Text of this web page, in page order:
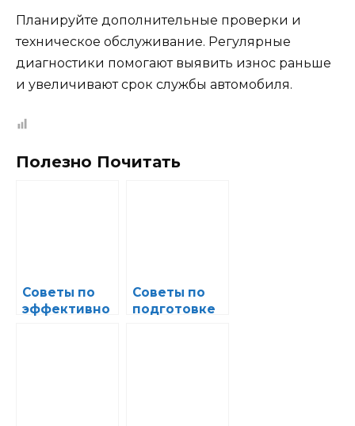
Планируйте дополнительные проверки и
техническое обслуживание. Регулярные
диагностики помогают выявить износ раньше
и увеличивают срок службы автомобиля.
Полезно Почитать
Советы по
эффективно
Советы по
подготовке